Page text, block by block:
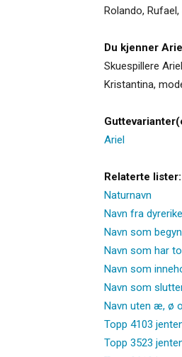
Rolando, Rufael,
Du kjenner
Skuespillere
Kristantina,
Ariel
Relaterte lister:
Naturnavn
Navn fra
Navn som
Navn som har
Navn som
Navn som
Navn uten æ, ø
Topp 4103
Topp 3523